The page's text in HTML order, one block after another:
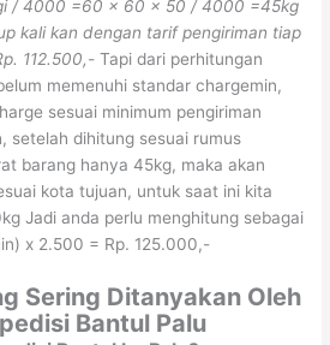
/ 4000 =60 x 60 x 50 / 4000 =45kg
kali kan dengan tarif pengiriman tiap
112.500,- Tapi dari perhitungan
memenuhi standar chargemin,
sesuai minimum pengiriman
setelah dihitung sesuai rumus
barang hanya 45kg, maka akan
kota tujuan, untuk saat ini kita
Jadi anda perlu menghitung sebagai
x 2.500 = Rp. 125.000,-
Sering Ditanyakan Oleh
Bantul Palu